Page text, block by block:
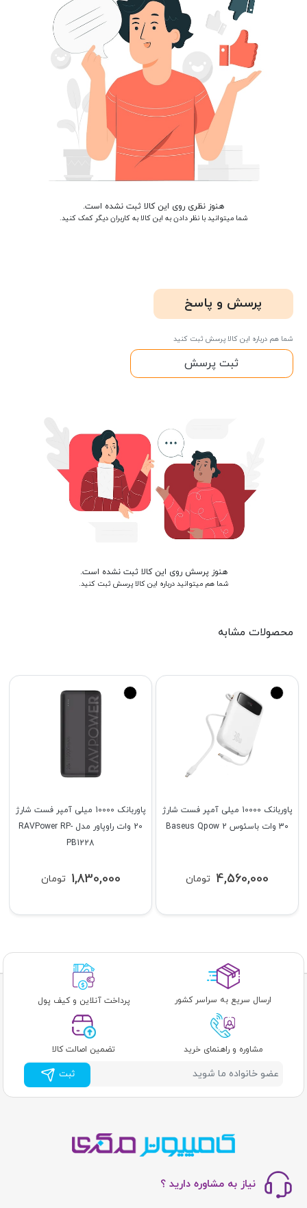
هنوز نظری روی این کالا ثبت نشده است.
شما میتوانید با نظر دادن به این کالا به کاربران دیگر کمک کنید.
پرسش و پاسخ
شما هم درباره این کالا پرسش ثبت کنید
ثبت پرسش
هنوز پرسش روی این کالا ثبت نشده است.
شما هم میتوانید درباره این کالا پرسش ثبت کنید.
محصولات مشابه
پاوربانک 10000 میلی آمپر فست شارژ
20 وات راوپاور مدل RAVPower RP-
PB1228
تومان 1,830,000
پاوربانک 10000 میلی آمپر فست شارژ
30 وات باسئوس Baseus Qpow 2
تومان 4,560,000
ارسال سریع به سراسر کشور پرداخت آنلاین و کیف پول
مشاوره و راهنمای خرید تضمین اصالت کالا
ثبت
نیاز به مشاوره دارید ؟